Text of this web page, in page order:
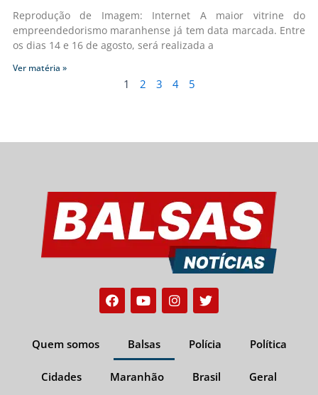
Reprodução de Imagem: Internet A maior vitrine do
empreendedorismo maranhense já tem data marcada. Entre
os dias 14 e 16 de agosto, será realizada a
Ver matéria »
1 2 3 4 5
Facebook
YoutubeInstagram
Twitter
Quem somos Balsas Polícia Política
Cidades Maranhão Brasil Geral